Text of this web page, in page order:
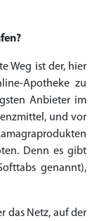
Weg ist der, hier
Apotheke zu
Anbieter im
und vor
Denn es gibt
genannt),
das Netz, auf der
to Cart
to Cart
to Cart
to Cart
to Cart
to Cart
to Cart
Jelly
to Cart
to Cart
to Cart
to Cart
to Cart
to Cart
to Cart
Jelly
to Cart
to Cart
hua
to Cart
to Cart
to Cart
to Cart
to Cart